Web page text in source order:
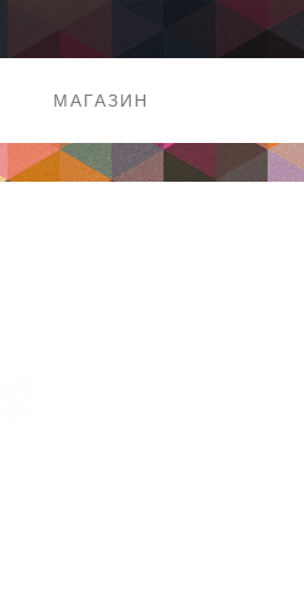
МАГАЗИН